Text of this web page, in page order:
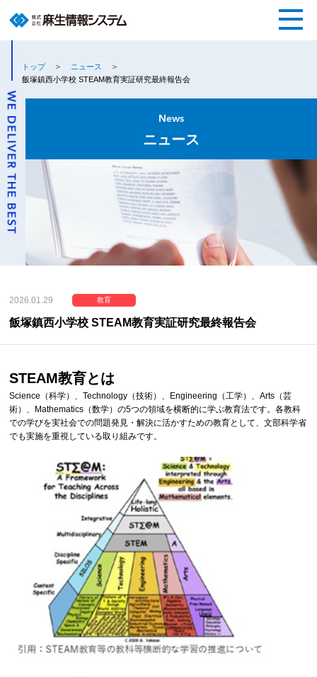
トップ
ニュース
飯塚鎮西小学校 STEAM教育実証研究最終報告会
News
ニュース
2026.01.29 教育
飯塚鎮西小学校 STEAM教育実証研究最終報告会
STEAM教育とは
Science（科学）、Technology（技術）、Engineering（工学）、Arts（芸
術）、Mathematics（数学）の5つの領域を横断的に学ぶ教育法です。各教科
での学びを実社会での問題発見・解決に活かすための教育として、文部科学省
でも実施を重視している取り組みです。